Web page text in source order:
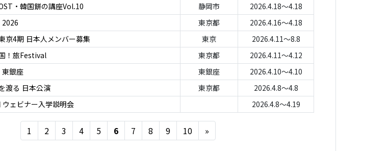
・韓国餅の講座Vol.10
静岡市
2026.4.18～4.18
2026
東京都
2026.4.16～4.18
京4期 日本人メンバー募集
東京
2026.4.11～8.8
！旅Festival
東京都
2026.4.11～4.12
銀座
東銀座
2026.4.10～4.10
渡る 日本公演
東京都
2026.4.8～4.8
ェビナー入学説明会
2026.4.8～4.19
1 2 3 4 5 6 7 8 9 10 »